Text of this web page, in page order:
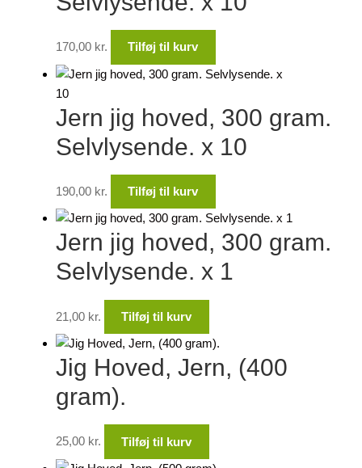
170,00 kr. Tilføj til kurv
Jern jig hoved, 300 gram.
Selvlysende. x 10
190,00 kr. Tilføj til kurv
Jern jig hoved, 300 gram.
Selvlysende. x 1
21,00 kr. Tilføj til kurv
Jig Hoved, Jern, (400
gram).
25,00 kr. Tilføj til kurv